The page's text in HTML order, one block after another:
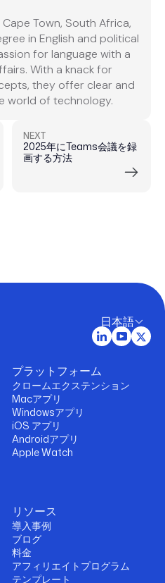
Town, South Africa,
in English and political
for language with a
With a knack for
they offer clear and
world of technology.
NEXT
2025年にTeams会議を録
画する方法
日本語
プラットフォーム
クロームエクステンション
Macアプリ
Windowsアプリ
iOS アプリ
Androidアプリ
Apple Watch
リソース
導入事例
ブログ
料金
アフィリエイトプログラム
テンプレート